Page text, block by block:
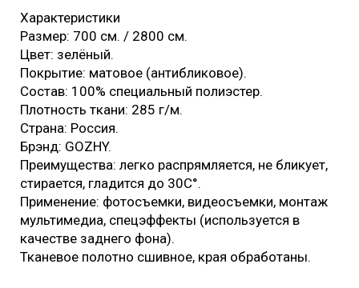
Характеристики
Размер: 700 см. / 2800 см.
Цвет: зелёный.
Покрытие: матовое (антибликовое).
Состав: 100% специальный полиэстер.
Плотность ткани: 285 г/м.
Страна: Россия.
Брэнд: GOZHY.
Преимущества: легко распрямляется, не бликует,
стирается, гладится до 30С°.
Применение: фотосъемки, видеосъемки, монтаж
мультимедиа, спецэффекты (используется в
качестве заднего фона).
Тканевое полотно сшивное, края обработаны.